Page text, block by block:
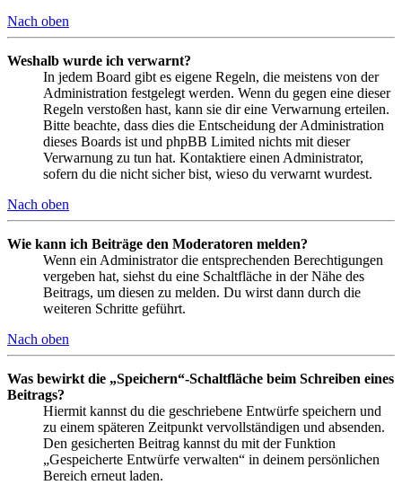
Nach oben
Weshalb wurde ich verwarnt?
In jedem Board gibt es eigene Regeln, die meistens von der
Administration festgelegt werden. Wenn du gegen eine dieser
Regeln verstoßen hast, kann sie dir eine Verwarnung erteilen.
Bitte beachte, dass dies die Entscheidung der Administration
dieses Boards ist und phpBB Limited nichts mit dieser
Verwarnung zu tun hat. Kontaktiere einen Administrator,
sofern du die nicht sicher bist, wieso du verwarnt wurdest.
Nach oben
Wie kann ich Beiträge den Moderatoren melden?
Wenn ein Administrator die entsprechenden Berechtigungen
vergeben hat, siehst du eine Schaltfläche in der Nähe des
Beitrags, um diesen zu melden. Du wirst dann durch die
weiteren Schritte geführt.
Nach oben
Was bewirkt die „Speichern“-Schaltfläche beim Schreiben eines
Beitrags?
Hiermit kannst du die geschriebene Entwürfe speichern und
zu einem späteren Zeitpunkt vervollständigen und absenden.
Den gesicherten Beitrag kannst du mit der Funktion
„Gespeicherte Entwürfe verwalten“ in deinem persönlichen
Bereich erneut laden.